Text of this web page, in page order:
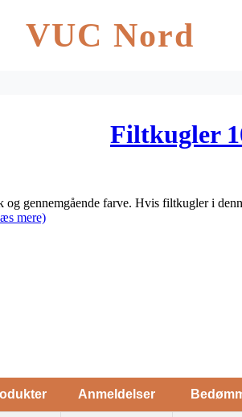
VUC Nord
Filtkugler
gennemgående farve. Hvis filtkugler i
mere)
Anmeldelser